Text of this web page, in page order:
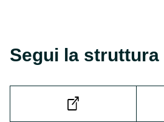
Segui la